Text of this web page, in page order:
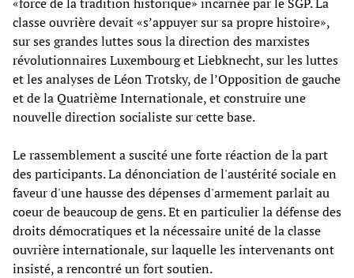
classe ouvrière devait «s’appuyer sur sa propre histoire»,
sur ses grandes luttes sous la direction des marxistes
révolutionnaires Luxembourg et Liebknecht, sur les luttes
et les analyses de Léon Trotsky, de l’Opposition de gauche
et de la Quatrième Internationale, et construire une
nouvelle direction socialiste sur cette base.
Le rassemblement a suscité une forte réaction de la part
des participants. La dénonciation de l'austérité sociale en
faveur d'une hausse des dépenses d'armement parlait au
coeur de beaucoup de gens. Et en particulier la défense des
droits démocratiques et la nécessaire unité de la classe
ouvrière internationale, sur laquelle les intervenants ont
insisté, a rencontré un fort soutien.